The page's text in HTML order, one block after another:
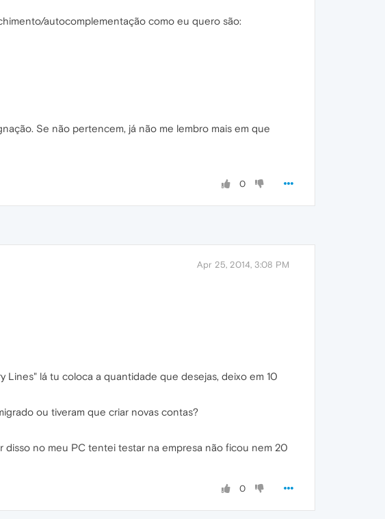
autocomplementação como eu quero são:
Se não pertencem, já não me lembro mais em que
0
Apr 25, 2014, 3:08 PM
Lines" lá tu coloca a quantidade que desejas, deixo em 10
ou tiveram que criar novas contas?
disso no meu PC tentei testar na empresa não ficou nem 20
0